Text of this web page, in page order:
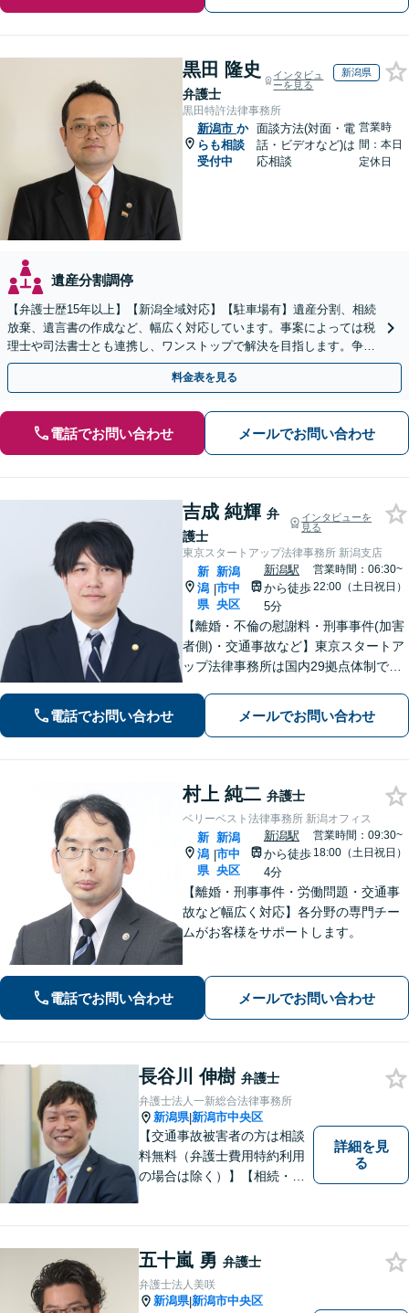
黒田 隆史
弁護士
インタビュ
ーを見る
新潟県
黒田特許法律事務所
新潟市 か
らも相談
受付中
面談方法(対面・電
話・ビデオなど)は
応相談
営業時
間：本日
定休日
遺産分割調停
【弁護士歴15年以上】【新潟全域対応】【駐車場有】遺産分割、相続
放棄、遺言書の作成など、幅広く対応しています。事案によっては税
理士や司法書士とも連携し、ワンストップで解決を目指します。争い
を防ぐためにもぜひご相談ください。【分割払い可】
料金表を見る
電話でお問い合わせ メールでお問い合わせ
吉成 純輝 弁
護士
インタビューを
見る
東京スタートアップ法律事務所 新潟支店
新
潟
県
|
新潟
市中
央区
新潟駅
から徒歩
5分
営業時間：06:30~
22:00（土日祝日）
【離婚・不倫の慰謝料・刑事事件(加害
者側)・交通事故など】東京スタートア
ップ法律事務所は国内29拠点体制で全
対応(法律相談は完全予約制)】各分野で
専門性の高い弁護士が寄り添い解決を
電話でお問い合わせ メールでお問い合わせ
村上 純二 弁護士
ベリーベスト法律事務所 新潟オフィス
新
潟
県
|
新潟
市中
央区
新潟駅
から徒歩
4分
営業時間：09:30~
18:00（土日祝日）
【離婚・刑事事件・労働問題・交通事
故など幅広く対応】各分野の専門チー
ムがお客様をサポートします。
電話でお問い合わせ メールでお問い合わせ
長谷川 伸樹 弁護士
弁護士法人一新総合法律事務所
新潟県|新潟市中央区
【交通事故被害者の方は相談
料無料（弁護士費用特約利用
の場合は除く）】【相続・債
てお力になります
詳細を見
る
五十嵐 勇 弁護士
弁護士法人美咲
新潟県|新潟市中央区